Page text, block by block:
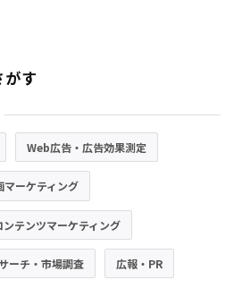
がす
Web広告・広告効果測定
マーケティング
ンテンツマーケティング
ーチ・市場調査 広報・PR